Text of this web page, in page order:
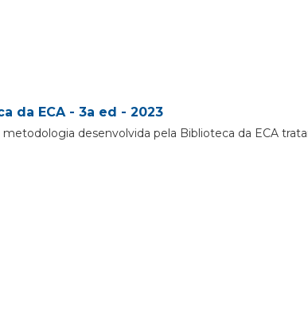
da ECA - 3a ed - 2023
desenvolvida pela Biblioteca da ECA